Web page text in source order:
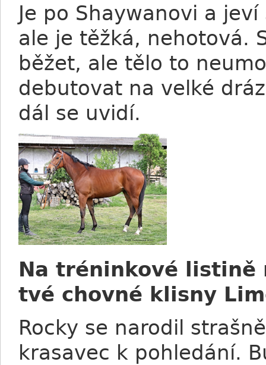
Je po Shaywanovi a
ale je těžká, nehotová.
běžet, ale tělo to
debutovat na velké
dál se uvidí.
Na tréninkové listině
tvé chovné klisny
Rocky se narodil
krasavec k pohledání.